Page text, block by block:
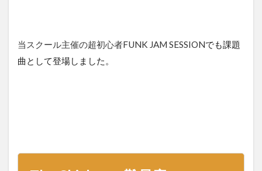
当スクール主催の超初心者FUNK JAM SESSIONでも課題
曲として登場しました。